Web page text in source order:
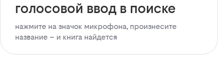
голосовой ввод в поиске
нажмите на значок микрофона, произнесите
название – и книга найдется